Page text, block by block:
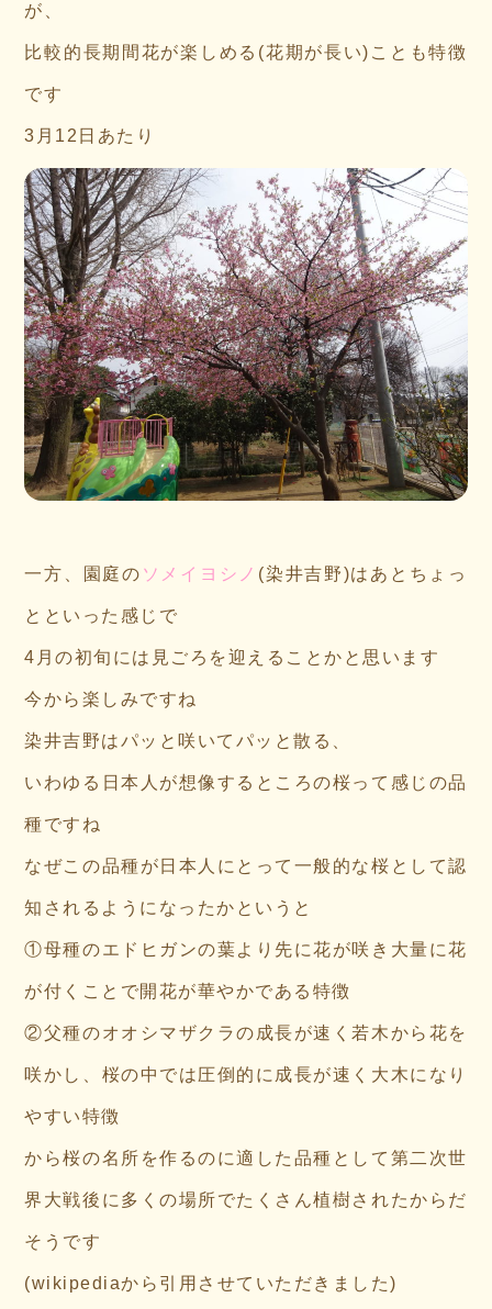
が、
比較的長期間花が楽しめる(花期が長い)ことも特徴
です
3月12日あたり
一方、園庭の ソメイヨシノ (染井吉野)はあとちょっ
とといった感じで
4月の初旬には見ごろを迎えることかと思います
今から楽しみですね
染井吉野はパッと咲いてパッと散る、
いわゆる日本人が想像するところの桜って感じの品
種ですね
なぜこの品種が日本人にとって一般的な桜として認
知されるようになったかというと
①母種のエドヒガンの葉より先に花が咲き大量に花
が付くことで開花が華やかである特徴
②父種のオオシマザクラの成長が速く若木から花を
咲かし、桜の中では圧倒的に成長が速く大木になり
やすい特徴
から桜の名所を作るのに適した品種として第二次世
界大戦後に多くの場所でたくさん植樹されたからだ
そうです
(wikipediaから引用させていただきました)